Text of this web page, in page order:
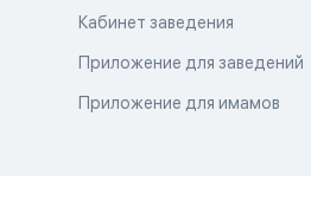
Кабинет заведения
Приложение для заведений
Приложение для имамов